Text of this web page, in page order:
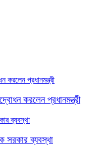
করলেন প্রধানমন্ত্রী
সরকার ব্যবস্থা